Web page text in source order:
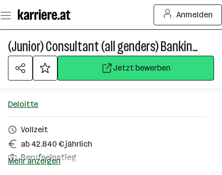
Seiteninhalt
springen
Anmelden
(Junior) Consultant (all genders) Banking Advisory / Regulatory
Jetzt bewerben
Deloitte
Vollzeit
ab 42.840 € jährlich
Berufseinstieg
Mehr anzeigen